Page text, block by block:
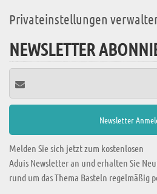
Privateinstellungen
NEWSLETTER
Melden Sie sich jetzt zum kostenlosen
Aduis Newsletter an und erhalten Sie
rund um das Thema Basteln regelmäßig